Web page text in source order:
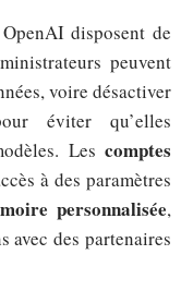
disposent de
peuvent
voire désactiver
éviter qu’elles
Les comptes
à des paramètres
personnalisée,
des partenaires